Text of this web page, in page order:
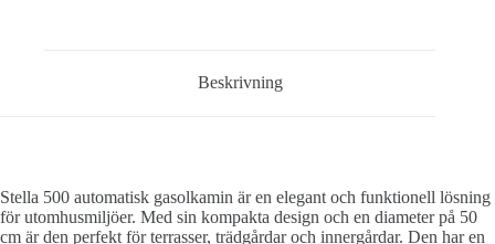
Beskrivning
Stella 500 automatisk gasolkamin är en elegant och funktionell lösning
för utomhusmiljöer. Med sin kompakta design och en diameter på 50
cm är den perfekt för terrasser, trädgårdar och innergårdar. Den har en